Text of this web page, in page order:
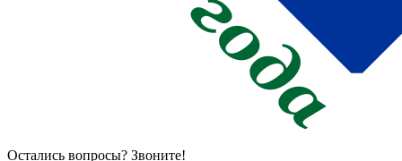
Остались вопросы? Звоните!